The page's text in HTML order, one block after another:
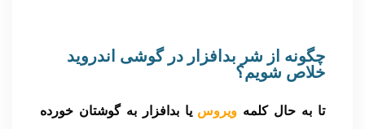
چگونه از شر بدافزار در گوشی اندروید
خلاص شویم؟
تا به حال کلمه ویروس یا بدافزار به گوشتان خورده